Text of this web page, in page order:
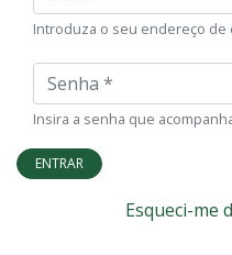
Introduza o seu endereço de
Senha
Insira a senha que
ENTRAR
Esqueci-me